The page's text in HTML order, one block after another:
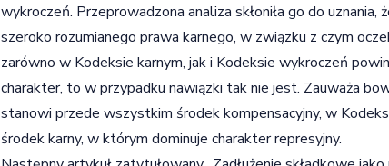
wykroczeń. Przeprowadzona analiza skłoniła go do
szeroko rozumianego prawa karnego, w związku z czym
zarówno w Kodeksie karnym, jak i Kodeksie wykroczeń
charakter, to w przypadku nawiązki tak nie jest. Zauważa
stanowi przede wszystkim środek kompensacyjny, w
środek karny, w którym dominuje charakter represyjny.